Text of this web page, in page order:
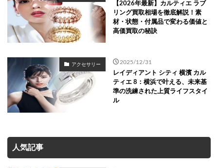
【2026年最新】カルティエ ラブ
リング買取相場を徹底解説！素
材・状態・付属品で変わる価値と
高価買取の秘訣
アクセサリー 2025/12/31
レイディアント シティ 横濱 カル
ティエ 8：横浜で叶える、未来基
準の洗練された上質ライフスタイ
ル
人気記事